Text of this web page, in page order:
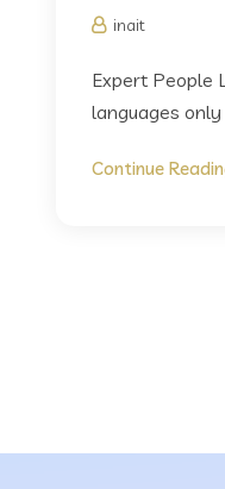
inait
Expert People
languages
Continue